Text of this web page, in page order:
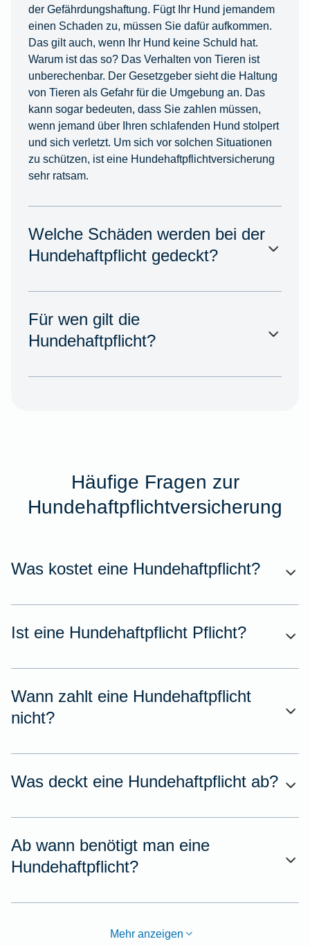
der Gefährdungshaftung. Fügt Ihr Hund jemandem
einen Schaden zu, müssen Sie dafür aufkommen.
Das gilt auch, wenn Ihr Hund keine Schuld hat.
Warum ist das so? Das Verhalten von Tieren ist
unberechenbar. Der Gesetzgeber sieht die Haltung
von Tieren als Gefahr für die Umgebung an. Das
kann sogar bedeuten, dass Sie zahlen müssen,
wenn jemand über Ihren schlafenden Hund stolpert
und sich verletzt. Um sich vor solchen Situationen
zu schützen, ist eine Hundehaftpflichtversicherung
sehr ratsam.
Welche Schäden werden bei der
Hundehaftpflicht gedeckt?
Für wen gilt die
Hundehaftpflicht?
Häufige Fragen zur
Hundehaftpflichtversicherung
Was kostet eine Hundehaftpflicht?
Ist eine Hundehaftpflicht Pflicht?
Wann zahlt eine Hundehaftpflicht
nicht?
Was deckt eine Hundehaftpflicht ab?
Ab wann benötigt man eine
Hundehaftpflicht?
Mehr anzeigen